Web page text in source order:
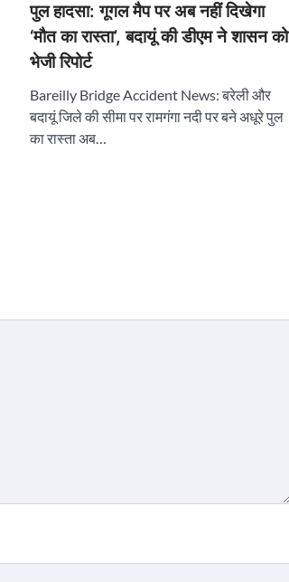
पुल हादसा: गूगल मैप पर अब नहीं दिखेगा
‘मौत का रास्ता’, बदायूं की डीएम ने शासन को
भेजी रिपोर्ट
Bareilly Bridge Accident News: बरेली और
बदायूं जिले की सीमा पर रामगंगा नदी पर बने अधूरे पुल
का रास्ता अब…